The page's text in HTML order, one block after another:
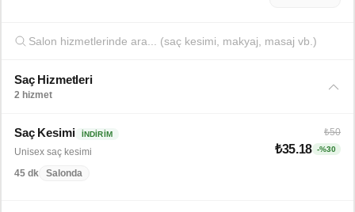
Saç Hizmetleri
2 hizmet
Saç Kesimi İNDIRIM
Unisex saç kesimi
45 dk
Salonda
₺50
₺35.18 -%30